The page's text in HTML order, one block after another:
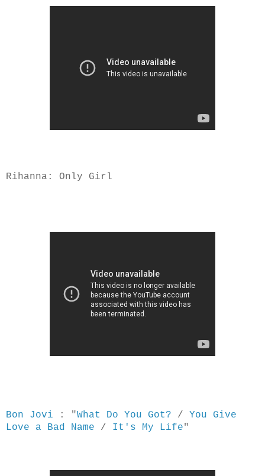
Rihanna: Only Girl
Bon Jovi : "What Do You Got? / You Give
Love a Bad Name / It's My Life"